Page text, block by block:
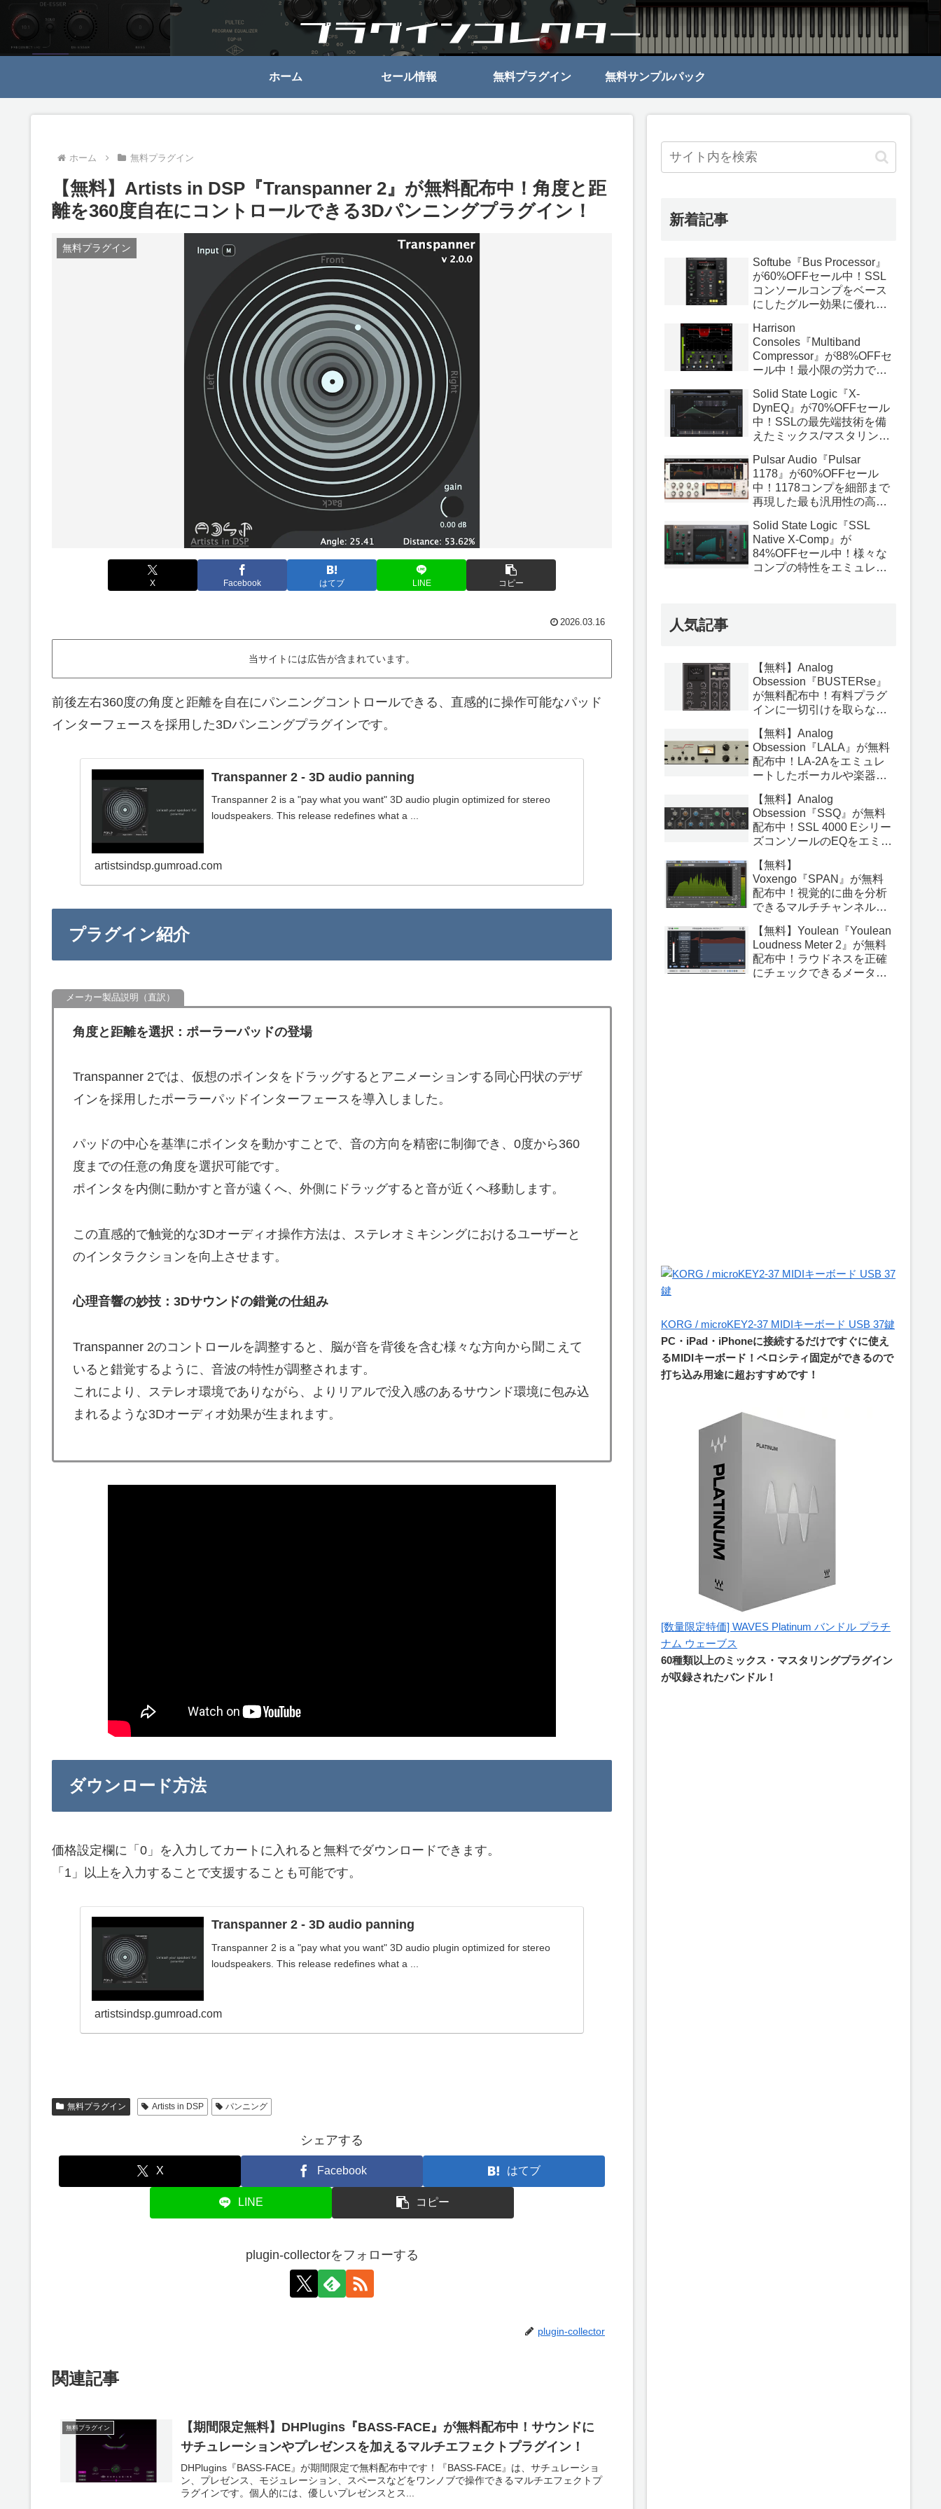
ホーム セール情報 無料プラグイン 無料サンプルパック
ホーム 無料プラグイン
【無料】Artists in DSP『Transpanner 2』が無料配布中！角度と距
離を360度自在にコントロールできる3Dパンニングプラグイン！
無料プラグイン
X Facebook はてブ LINE コピー
2026.03.16
当サイトには広告が含まれています。
前後左右360度の角度と距離を自在にパンニングコントロールできる、直感的に操作可能なパッド
インターフェースを採用した3Dパンニングプラグインです。
Transpanner 2 - 3D audio panning
Transpanner 2 is a "pay what you want" 3D audio plugin optimized for stereo
loudspeakers. This release redefines what a ...
artistsindsp.gumroad.com
プラグイン紹介
角度と距離を選択：ポーラーパッドの登場
Transpanner 2では、仮想のポインタをドラッグするとアニメーションする同心円状のデザ
インを採用したポーラーパッドインターフェースを導入しました。
パッドの中心を基準にポインタを動かすことで、音の方向を精密に制御でき、0度から360
度までの任意の角度を選択可能です。
ポインタを内側に動かすと音が遠くへ、外側にドラッグすると音が近くへ移動します。
この直感的で触覚的な3Dオーディオ操作方法は、ステレオミキシングにおけるユーザーと
のインタラクションを向上させます。
心理音響の妙技：3Dサウンドの錯覚の仕組み
Transpanner 2のコントロールを調整すると、脳が音を背後を含む様々な方向から聞こえて
いると錯覚するように、音波の特性が調整されます。
これにより、ステレオ環境でありながら、よりリアルで没入感のあるサウンド環境に包み込
まれるような3Dオーディオ効果が生まれます。
ダウンロード方法
価格設定欄に「0」を入力してカートに入れると無料でダウンロードできます。
「1」以上を入力することで支援することも可能です。
Transpanner 2 - 3D audio panning
Transpanner 2 is a "pay what you want" 3D audio plugin optimized for stereo
loudspeakers. This release redefines what a ...
artistsindsp.gumroad.com
無料プラグイン Artists in DSP パンニング
シェアする
X Facebook はてブ
LINE コピー
plugin-collectorをフォローする
plugin-collector
関連記事
無料プラグイン
【期間限定無料】DHPlugins『BASS-FACE』が無料配布中！サウンドに
サチュレーションやプレゼンスを加えるマルチエフェクトプラグイン！
DHPlugins『BASS-FACE』が期間限定で無料配布中です！『BASS-FACE』は、サチュレーショ
ン、プレゼンス、モジュレーション、スペースなどをワンノブで操作できるマルチエフェクトプ
ラグインです。個人的には、優しいプレゼンスとス...
新着記事
Softube『Bus Processor』
が60%OFFセール中！SSL
コンソールコンプをベース
にしたグルー効果に優れて
プラグイン！
Harrison
Consoles『Multiband
Compressor』が88%OFFセ
ール中！最小限の労力でプ
うに設計されたマルチバン
ドコンププラグイン！
Solid State Logic『X-
DynEQ』が70%OFFセール
中！SSLの最先端技術を備
えたミックス/マスタリング
クEQプラグイン！
Pulsar Audio『Pulsar
1178』が60%OFFセール
中！1178コンプを細部まで
再現した最も汎用性の高い
Solid State Logic『SSL
Native X-Comp』が
84%OFFセール中！様々な
コンプの特性をエミュレー
人気記事
【無料】Analog
Obsession『BUSTERse』
が無料配布中！有料プラグ
インに一切引けを取らない
ン！
【無料】Analog
Obsession『LALA』が無料
配布中！LA-2Aをエミュレ
ートしたボーカルや楽器を
OPTコンプレッサープラグ
イン！
【無料】Analog
Obsession『SSQ』が無料
配布中！SSL 4000 Eシリー
ズコンソールのEQをエミュ
いアナログEQプラグイン！
【無料】
Voxengo『SPAN』が無料
配布中！視覚的に曲を分析
できるマルチチャンネル対
ラグイン！
【無料】Youlean『Youlean
Loudness Meter 2』が無料
配布中！ラウドネスを正確
にチェックできるメーター
KORG / microKEY2-37 MIDIキーボード USB 37鍵
PC・iPad・iPhoneに接続するだけですぐに使え
るMIDIキーボード！ベロシティ固定ができるので
打ち込み用途に超おすすめです！
[数量限定特価] WAVES Platinum バンドル プラチ
ナム ウェーブス
60種類以上のミックス・マスタリングプラグイン
が収録されたバンドル！